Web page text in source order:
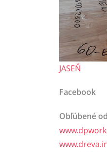
JASEŇ
Facebook
Obľúbené